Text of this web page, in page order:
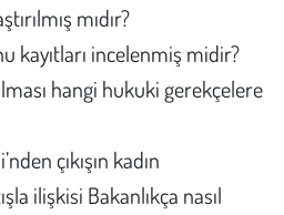
mıdır?
kayıtları incelenmiş midir?
hangi hukuki gerekçelere
çıkışın kadın
ilişkisi Bakanlıkça nasıl